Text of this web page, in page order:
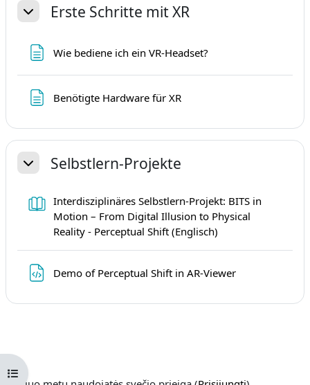
Atverti kurso rodyklę
SutrauktiErste Schritte mit XR
Wie bediene ich ein VR-Headset?
Benötigte Hardware für XRPuslapis
SutrauktiSelbstlern-Projekte
Interdisziplinäres Selbstlern-Projekt: BITS in
Motion – From Digital Illusion to Physical
Reality - Perceptual Shift (Englisch)
Demo of Perceptual Shift in AR-Viewer